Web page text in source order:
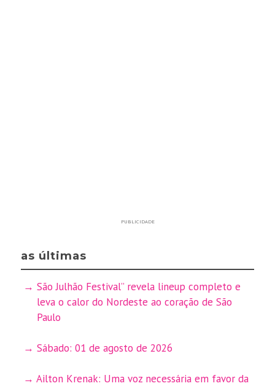
PUBLICIDADE
as últimas
São Julhão Festival” revela lineup completo e
leva o calor do Nordeste ao coração de São
Paulo
Sábado: 01 de agosto de 2026
Ailton Krenak: Uma voz necessária em favor da